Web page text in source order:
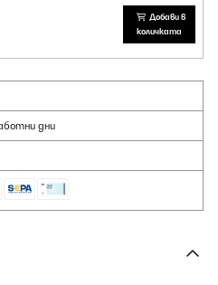
Добави в
количката
дни